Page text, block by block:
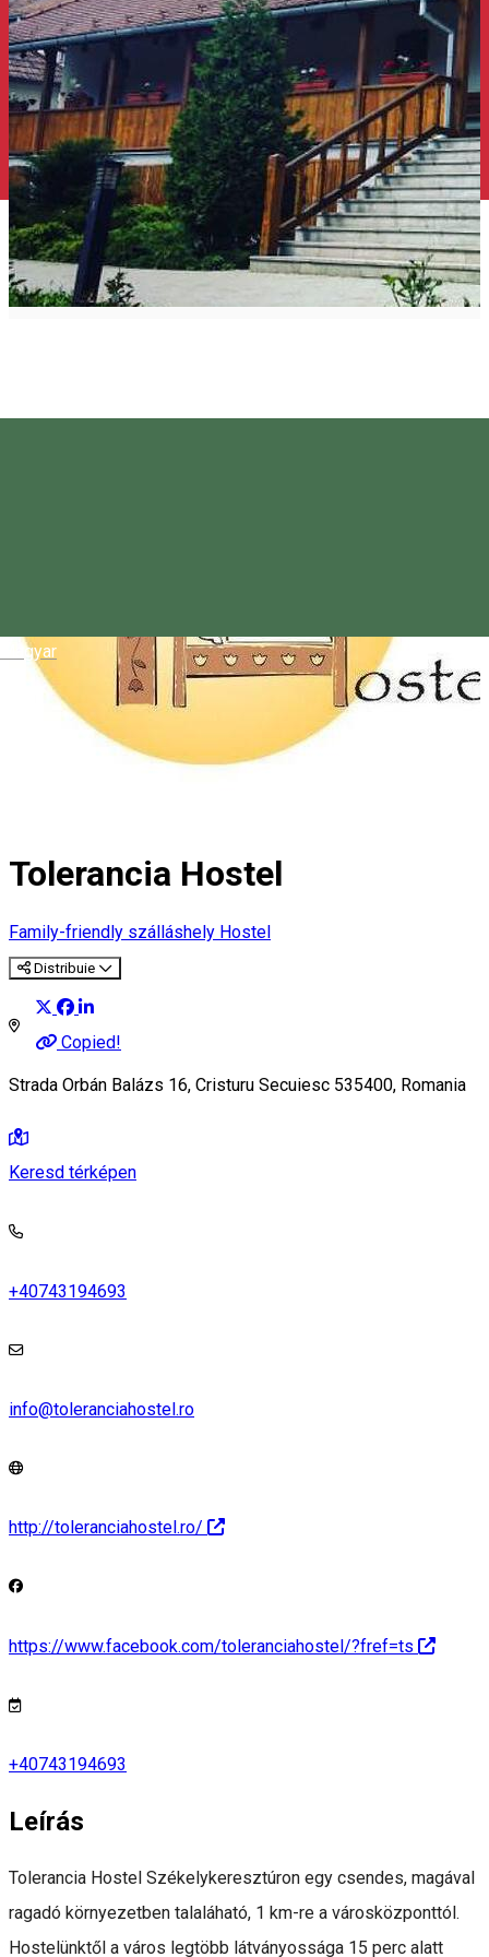
Magyar
Tolerancia Hostel
Family-friendly szálláshely Hostel
Distribuie
Copied!
Strada Orbán Balázs 16, Cristuru Secuiesc 535400, Romania
Keresd térképen
+40743194693
info@toleranciahostel.ro
http://toleranciahostel.ro/
https://www.facebook.com/toleranciahostel/?fref=ts
+40743194693
Leírás
Tolerancia Hostel Székelykeresztúron egy csendes, magával
ragadó környezetben talaláható, 1 km-re a városközponttól.
Hostelünktől a város legtöbb látványossága 15 perc alatt